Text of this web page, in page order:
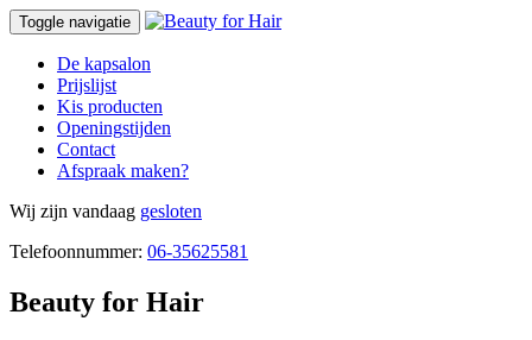
Toggle navigatie
De kapsalon
Prijslijst
Kis producten
Openingstijden
Contact
Afspraak maken?
Wij zijn vandaag gesloten
Telefoonnummer: 06-35625581
Beauty for Hair